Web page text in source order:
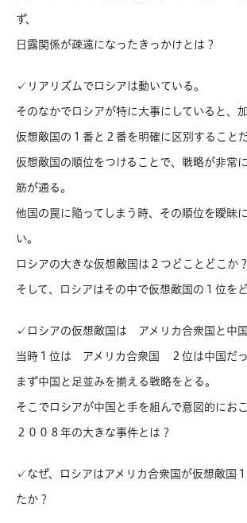
ず、
日露関係が疎遠になったきっかけとは？
✓リアリズムでロシアは動いている。
そのなかでロシアが特に大事にしていると、
仮想敵国の１番と２番を明確に区別すること
仮想敵国の順位をつけることで、戦略が非常
筋が通る。
他国の罠に陥ってしまう時、その順位を曖昧
い。
ロシアの大きな仮想敵国は２つどことどこか？
そして、ロシアはその中で仮想敵国の１位を
✓ロシアの仮想敵国は アメリカ合衆国と中国
当時１位は アメリカ合衆国 ２位は中国だっ
まず中国と足並みを揃える戦略をとる。
そこでロシアが中国と手を組んで意図的におこ
２００８年の大きな事件とは？
✓なぜ、ロシアはアメリカ合衆国が仮想敵国
たか？